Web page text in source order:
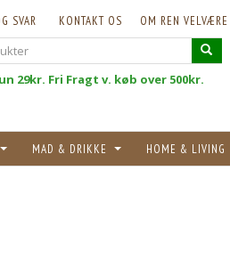
OM REN VELVÆRE
KONTAKT OS
SVAR
29kr. Fri Fragt v. køb over 500kr.
MAD & DRIKKE HOME & LIVING